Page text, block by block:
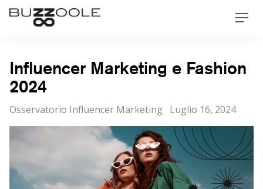
Skip
Buzzoole
Influencer Marketing e Fashion
2024
Categorie
Osservatorio Influencer Marketing
Posted
on
Luglio 16, 2024